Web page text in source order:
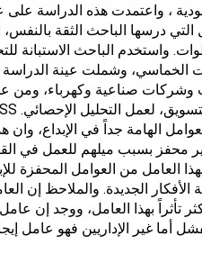
، واعتمدت هذه الدراسة على
درسها الباحث الثقة
صناعية وكهرباء، ومن
الهامة جداً في الإبداع، وان
محفز بسبب ميلهم للعمل في
العامل من العوامل المحفزة
الأفكار الجديدة. والملاحظ إن
تأثراً بهذا العامل، ووجد إن
أما غير الإداريين فهو عامل